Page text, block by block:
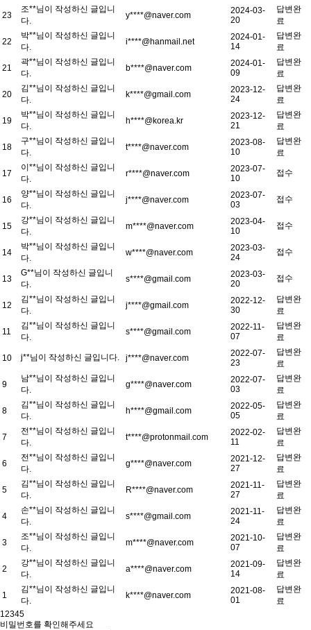
23
조**님이 작성하신 글입니
다.
y****@naver.com
2024-03-
20
답변완
료
22
박**님이 작성하신 글입니
다.
i****@hanmail.net
2024-01-
14
답변완
료
21
곽**님이 작성하신 글입니
다.
b****@naver.com
2024-01-
09
답변완
료
20
김**님이 작성하신 글입니
다.
k****@gmail.com
2023-12-
24
답변완
료
19
박**님이 작성하신 글입니
다.
h****@korea.kr
2023-12-
21
답변완
료
18
구**님이 작성하신 글입니
다.
t****@naver.com
2023-08-
10
답변완
료
17
이**님이 작성하신 글입니
다.
r****@naver.com
2023-07-
10
접수
16
양**님이 작성하신 글입니
다.
j****@naver.com
2023-07-
03
접수
15
강**님이 작성하신 글입니
다.
m****@naver.com
2023-04-
10
접수
14
박**님이 작성하신 글입니
다.
w****@naver.com
2023-03-
24
접수
13
G**님이 작성하신 글입니
다.
s****@gmail.com
2023-03-
20
접수
12
김**님이 작성하신 글입니
다.
j****@gmail.com
2022-12-
30
답변완
료
11
김**님이 작성하신 글입니
다.
s****@gmail.com
2022-11-
07
답변완
료
10 j**님이 작성하신 글입니다. j****@naver.com
2022-07-
23
답변완
료
9
남**님이 작성하신 글입니
다.
g****@naver.com
2022-07-
03
답변완
료
8
김**님이 작성하신 글입니
다.
h****@gmail.com
2022-05-
05
답변완
료
7
전**님이 작성하신 글입니
다.
t****@protonmail.com
2022-02-
11
답변완
료
6
전**님이 작성하신 글입니
다.
g****@naver.com
2021-12-
27
답변완
료
5
김**님이 작성하신 글입니
다.
R****@naver.com
2021-11-
27
답변완
료
4
손**님이 작성하신 글입니
다.
s****@gmail.com
2021-11-
24
답변완
료
3
조**님이 작성하신 글입니
다.
m****@naver.com
2021-10-
07
답변완
료
2
강**님이 작성하신 글입니
다.
a****@naver.com
2021-09-
14
답변완
료
1
김**님이 작성하신 글입니
다.
k****@naver.com
2021-08-
01
답변완
료
12345
비밀번호를 확인해주세요